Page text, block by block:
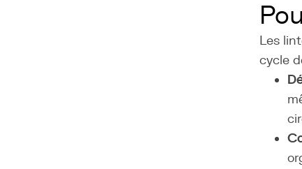
Les
cycle